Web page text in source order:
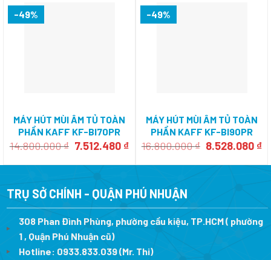
-49%
MÁY HÚT MÙI ÂM TỦ TOÀN
PHẦN KAFF KF-BI70PR
14.800.000₫ Giá
là:
7.512.480 ₫Giá
tại
7.512.480 ₫.
-49%
MÁY HÚT MÙI ÂM TỦ TOÀN
PHẦN KAFF KF-BI90PR
16.800.000₫ Giá
là:
8.528.080 ₫
TRỤ SỞ CHÍNH - QUẬN PHÚ NHUẬN
308 Phan Đình Phùng, phường cầu kiệu, TP.HCM ( phường
1 , Quận Phú Nhuận cũ)
Hotline: 0933.833.039(Mr. Thi)